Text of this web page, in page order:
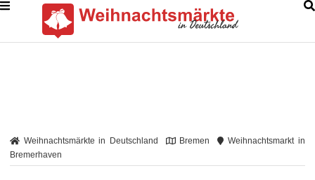
Weihnachtsmärkte in Deutschland Bremen
Weihnachtsmarkt in
Bremerhaven